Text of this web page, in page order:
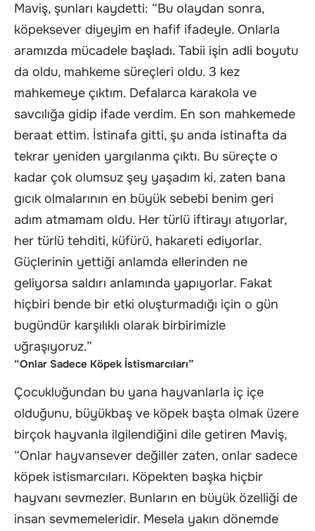
Maviş, şunları kaydetti: “Bu olaydan sonra,
köpeksever diyeyim en hafif ifadeyle. Onlarla
aramızda mücadele başladı. Tabii işin adli boyutu
da oldu, mahkeme süreçleri oldu. 3 kez
mahkemeye çıktım. Defalarca karakola ve
savcılığa gidip ifade verdim. En son mahkemede
beraat ettim. İstinafa gitti, şu anda istinafta da
tekrar yeniden yargılanma çıktı. Bu süreçte o
kadar çok olumsuz şey yaşadım ki, zaten bana
gıcık olmalarının en büyük sebebi benim geri
adım atmamam oldu. Her türlü iftirayı atıyorlar,
her türlü tehditi, küfürü, hakareti ediyorlar.
Güçlerinin yettiği anlamda ellerinden ne
geliyorsa saldırı anlamında yapıyorlar. Fakat
hiçbiri bende bir etki oluşturmadığı için o gün
bugündür karşılıklı olarak birbirimizle
uğraşıyoruz.”
“Onlar Sadece Köpek İstismarcıları”
Çocukluğundan bu yana hayvanlarla iç içe
olduğunu, büyükbaş ve köpek başta olmak üzere
birçok hayvanla ilgilendiğini dile getiren Maviş,
“Onlar hayvansever değiller zaten, onlar sadece
köpek istismarcıları. Köpekten başka hiçbir
hayvanı sevmezler. Bunların en büyük özelliği de
insan sevmemeleridir. Mesela yakın dönemde